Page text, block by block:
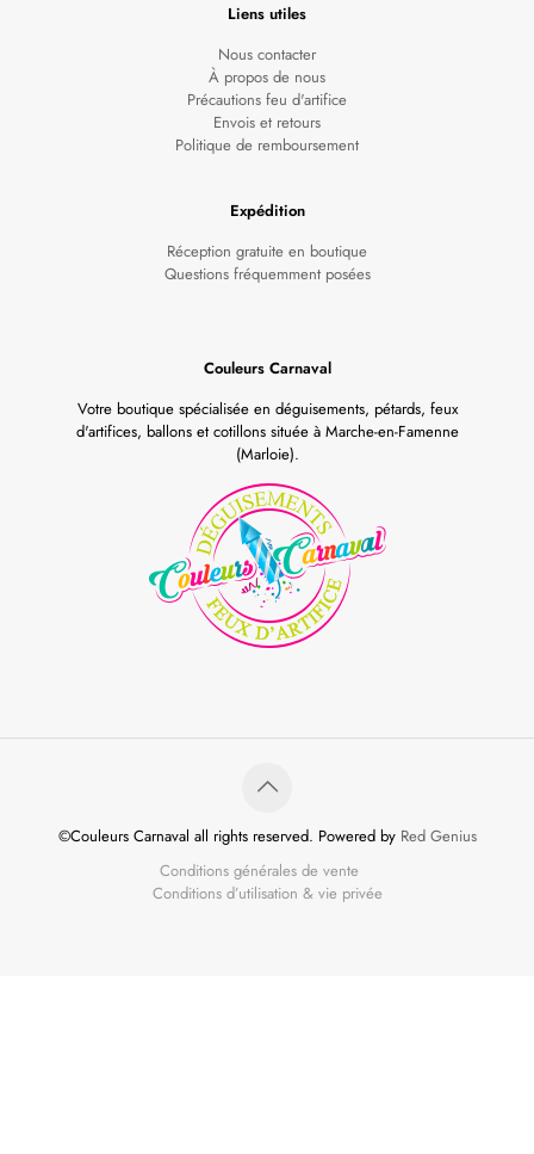
Liens utiles
Nous contacter
À propos de nous
Précautions feu d'artifice
Envois et retours
Politique de remboursement
Expédition
Réception gratuite en boutique
Questions fréquemment posées
Couleurs Carnaval
Votre boutique spécialisée en déguisements, pétards, feux
d'artifices, ballons et cotillons située à Marche-en-Famenne
(Marloie).
©Couleurs Carnaval all rights reserved. Powered by Red Genius
Conditions générales de vente
Conditions d’utilisation & vie privée